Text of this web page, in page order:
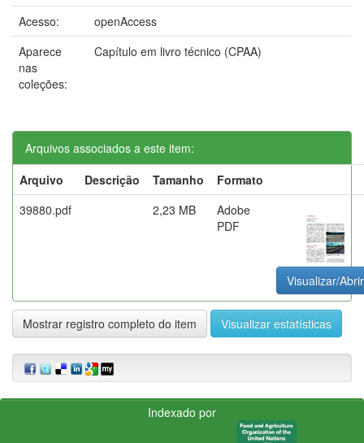
Acesso:
openAccess
Aparece
nas
coleções:
Capítulo em livro técnico (CPAA)
Arquivos associados a este item:
Arquivo
Descrição Tamanho
Formato
39880.pdf
2,23 MB
Adobe
PDF
Visualizar/Abrir
Mostrar registro completo do item Visualizar estatísticas
Indexado por